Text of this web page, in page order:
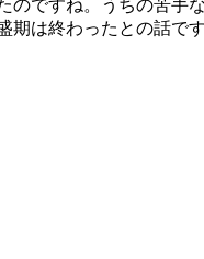
ですね。うちの苦手
は終わったとの話で